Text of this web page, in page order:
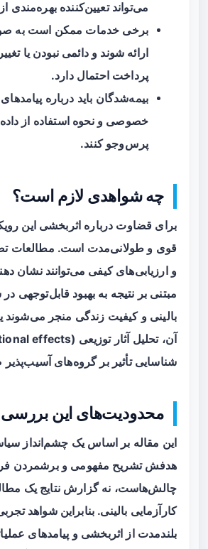
می‌تواند تعیین‌کننده بهره‌مندی
برخی خدمات ممکن است به
ارائه شوند و دائمی نبودن یا
پرداخت احتمال دارد.
بیمه‌شدگان باید درباره
خصوصی و نحوه استفاده از
پرس‌وجو کنند.
چه شواهدی لازم است؟
برای قضاوت درباره اثربخشی این
قوی و طولانی‌مدت است. مطالعات
و ارزیابی‌های کیفی می‌توانند نشان
مبتنی بر نتیجه به بهبود قابل‌توجهی
بالینی و کیفیت زندگی منجر می‌شوند
شناسایی تأثیر بر گروه‌های
محدودیت‌های این بررسی
این مقاله بر اساس یک چشم‌انداز
هدفش تشریح مفهومی و برشمردن
چالش‌هاست، نه گزارش نتایج یک
کارآزمایی بالینی. بنابراین شواهد
بلندمدت از اثربخشی و پیامدهای